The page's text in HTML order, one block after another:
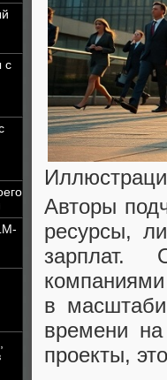
с
Авторы
ресурсы,
зарплат.
компаниями
в
времени
проекты,